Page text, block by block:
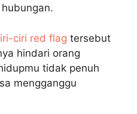
ciri red flag tersebut
hindari orang
tidak penuh
mengganggu